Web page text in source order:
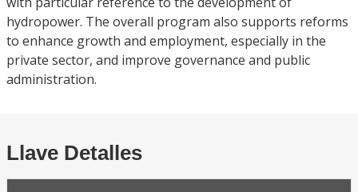
hydropower. The overall program also supports reforms
to enhance growth and employment, especially in the
private sector, and improve governance and public
administration.
Llave Detalles